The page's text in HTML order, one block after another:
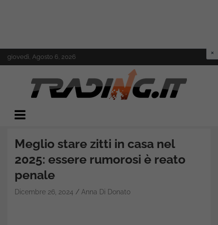
Skip
to
giovedì, Agosto 6, 2026
Trading.it
Meglio stare zitti in casa nel
2025: essere rumorosi è reato
penale
Dicembre 26, 2024 Anna Di Donato